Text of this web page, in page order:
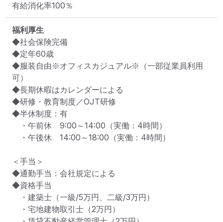
有給消化率100％
福利厚生
◆社会保険完備
◆定年60歳
◆服装自由※オフィスカジュアル※（一部従業員利用
可）
◆長期休暇はカレンダーによる
◆研修・教育制度／OJT研修
◆半休制度：有
・午前休　9:00～14:00（実働：4時間）
・午後休　14:00～18:00（実働：4時間）
＜手当＞
◆通勤手当：会社規定による
◆資格手当
・建築士（一級/5万円、二級/3万円）
・宅地建物取引士（2万円）